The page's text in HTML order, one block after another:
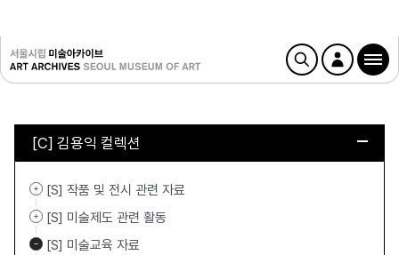
[C] 김용익 컬렉션
[S] 작품 및 전시 관련 자료
[S] 미술제도 관련 활동
[S] 미술교육 자료